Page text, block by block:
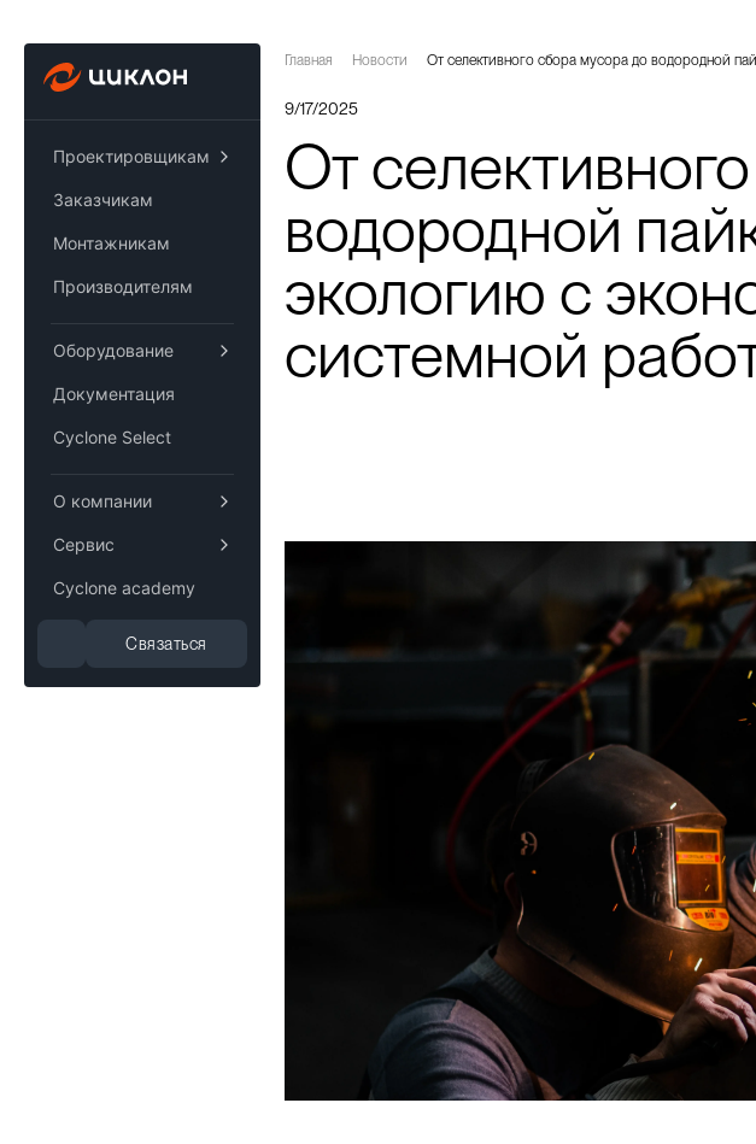
Проектировщикам
Заказчикам
Монтажникам
Производителям
Оборудование
Документация
Cyclone Select
О компании
Сервис
Cyclone academy
Связаться
Главная Новости От селективного сбора мусора до водородной
9/17/2025
От
водородной
экологию с
системной